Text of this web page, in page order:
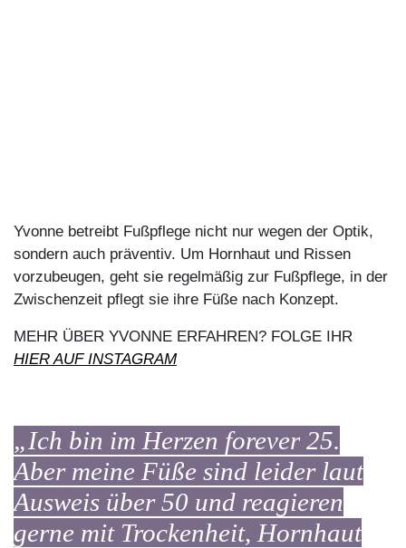
Yvonne betreibt Fußpflege nicht nur wegen der Optik,
sondern auch präventiv. Um Hornhaut und Rissen
vorzubeugen, geht sie regelmäßig zur Fußpflege, in der
Zwischenzeit pflegt sie ihre Füße nach Konzept.
MEHR ÜBER YVONNE ERFAHREN? FOLGE IHR
HIER AUF INSTAGRAM
„Ich bin im Herzen forever 25.
Aber meine Füße sind leider laut
Ausweis über 50 und reagieren
gerne mit Trockenheit, Hornhaut